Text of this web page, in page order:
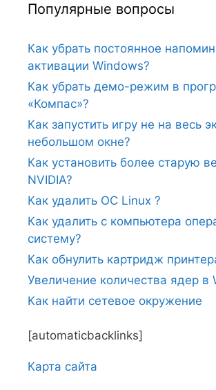
Популярные вопросы
Как убрать постоянное
активации Windows?
Как убрать демо-режим в
«Компас»?
Как запустить игру не на весь
небольшом окне?
Как установить более старую
NVIDIA?
Как удалить ОС Linux ?
Как удалить с компьютера
систему?
Как обнулить картридж
Увеличение количества ядер в
Как найти сетевое окружение
[automaticbacklinks]
Карта сайтa